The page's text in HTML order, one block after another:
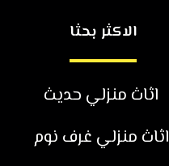
الاكثر بحثا
اثاث منزلي حديث
اثاث منزلي غرف نوم